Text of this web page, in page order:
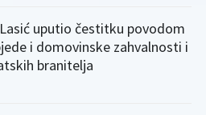
uputio čestitku povodom
i domovinske zahvalnosti i
branitelja